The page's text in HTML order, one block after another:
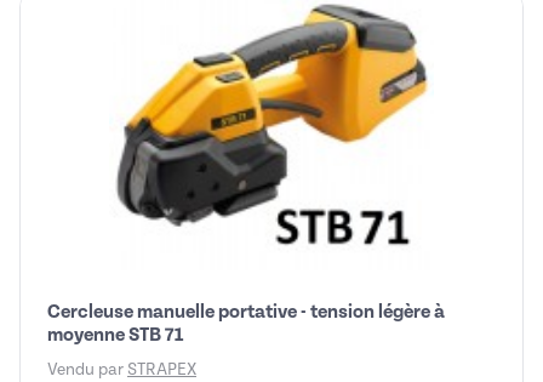
Cercleuse manuelle portative - tension légère à
moyenne STB 71
Vendu par STRAPEX